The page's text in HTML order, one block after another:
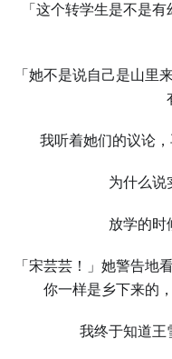
「这个转学生是不是
「她不是说自己是山里
我听着她们的议论
为什么说
放学的时
「宋芸芸！」她警告地
你一样是乡下来的
我终于知道王